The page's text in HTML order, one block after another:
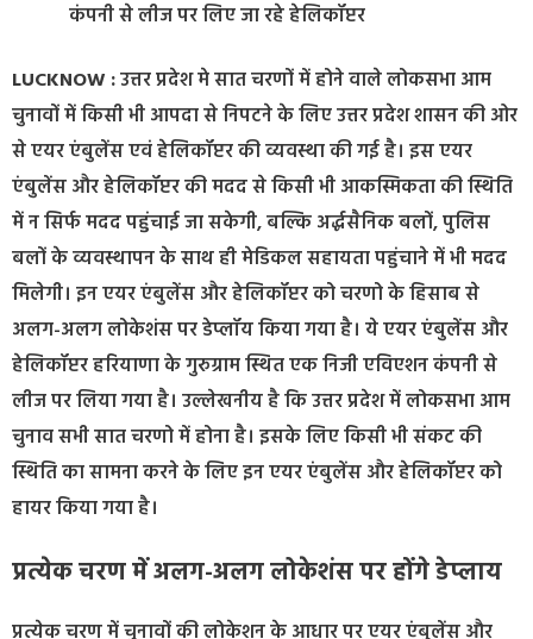
कंपनी से लीज पर लिए जा रहे हेलिकॉप्टर
LUCKNOW :उत्तर प्रदेश मे सात चरणों में होने वाले लोकसभा आम
चुनावों में किसी भी आपदा से निपटने के लिए उत्तर प्रदेश शासन की ओर
से एयर एंबुलेंस एवं हेलिकॉप्टर की व्यवस्था की गई है। इस एयर
एंबुलेंस और हेलिकॉप्टर की मदद से किसी भी आकस्मिकता की स्थिति
में न सिर्फ मदद पहुंचाई जा सकेगी, बल्कि अर्द्धसैनिक बलों, पुलिस
बलों के व्यवस्थापन के साथ ही मेडिकल सहायता पहुंचाने में भी मदद
मिलेगी। इन एयर एंबुलेंस और हेलिकॉप्टर को चरणो के हिसाब से
अलग-अलग लोकेशंस पर डेप्लॉय किया गया है। ये एयर एंबुलेंस और
हेलिकॉप्टर हरियाणा के गुरुग्राम स्थित एक निजी एविएशन कंपनी से
लीज पर लिया गया है। उल्लेखनीय है कि उत्तर प्रदेश में लोकसभा आम
चुनाव सभी सात चरणो में होना है। इसके लिए किसी भी संकट की
स्थिति का सामना करने के लिए इन एयर एंबुलेंस और हेलिकॉप्टर को
हायर किया गया है।
प्रत्येक चरण में अलग-अलग लोकेशंस पर होंगे डेप्लाय